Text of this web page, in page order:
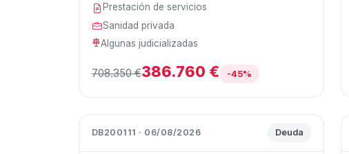
Prestación de servicios
Sanidad privada
Algunas judicializadas
708.350 €386.760 € -45%
DB200111 · 06/08/2026 Deuda